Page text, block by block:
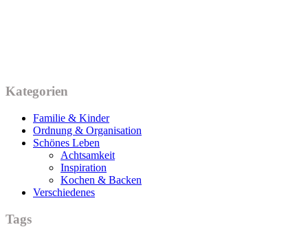
Kategorien
Familie & Kinder
Ordnung & Organisation
Schönes Leben
Achtsamkeit
Inspiration
Kochen & Backen
Verschiedenes
Tags